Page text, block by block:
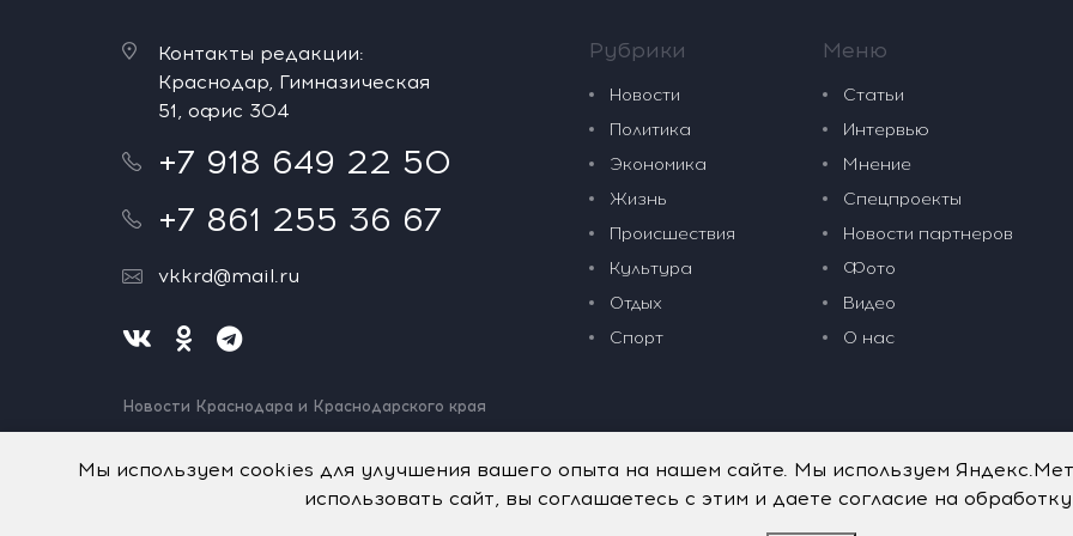
Контакты редакции:
Краснодар, Гимназическая
51, офис 304
+7 918 649 22 50
+7 861 255 36 67
vkkrd@mail.ru
Новости Краснодара и Краснодарского края
Нашли ошибку? Выделите и нажмите Ctrl+Enter.
Рубрики
Новости
Политика
Экономика
Жизнь
Происшествия
Культура
Отдых
Спорт
Меню
Статьи
Интервью
Мнение
Спецпроекты
Новости партнеров
Фото
Видео
О нас
Мы используем cookies для улучшения вашего опыта на нашем сайте. Мы используем
использовать сайт, вы соглашаетесь с этим и даете согласие на